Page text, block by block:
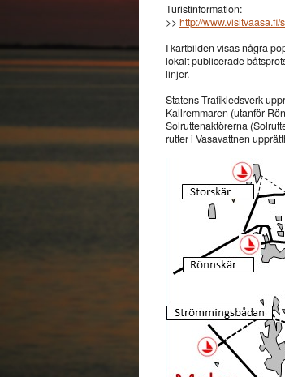
Turistinformation:
>> http://
I kartbilden visas några
lokalt publicerade
linjer.
Statens Trafikledsverk
Kallremmaren (utanför
Solruttenaktörerna
rutter i Vasavattnen